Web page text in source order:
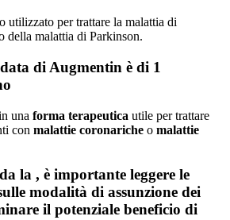
utilizzato per trattare la malattia di
della malattia di Parkinson.
di Augmentin è di 1
una forma terapeutica utile per trattare
con malattie coronariche o malattie
la , è importante leggere le
modalità di assunzione dei
il potenziale beneficio di